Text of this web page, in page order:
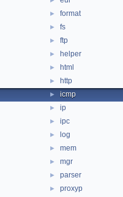
► format
► fs
► ftp
► helper
► html
► http
► icmp
► ip
► ipc
► log
► mem
► mgr
► parser
► proxyp